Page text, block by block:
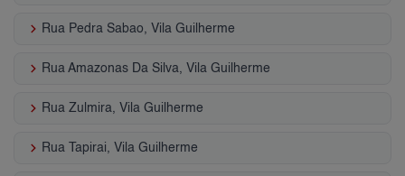
keyboard_arrow_right Rua Pedra Sabao, Vila Guilherme
keyboard_arrow_right Rua Amazonas Da Silva, Vila Guilherme
keyboard_arrow_right Rua Zulmira, Vila Guilherme
keyboard_arrow_right Rua Tapirai, Vila Guilherme